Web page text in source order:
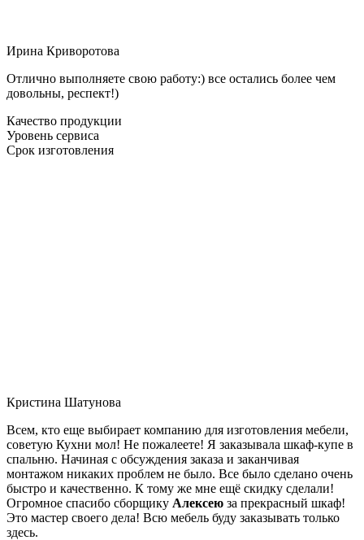
Ирина Криворотова
Отлично выполняете свою работу:) все остались более чем
довольны, респект!)
Качество продукции
Уровень сервиса
Срок изготовления
Кристина Шатунова
Всем, кто еще выбирает компанию для изготовления мебели,
советую Кухни мол! Не пожалеете! Я заказывала шкаф-купе в
спальню. Начиная с обсуждения заказа и заканчивая
монтажом никаких проблем не было. Все было сделано очень
быстро и качественно. К тому же мне ещё скидку сделали!
Огромное спасибо сборщику Алексею за прекрасный шкаф!
Это мастер своего дела! Всю мебель буду заказывать только
здесь.